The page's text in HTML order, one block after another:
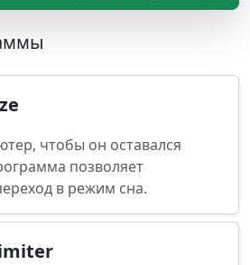
чтобы он оставался
позволяет
в режим сна.